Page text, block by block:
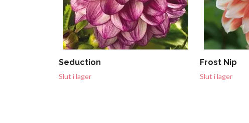
Seduction
Slut i lager
Frost Nip
Slut i lager